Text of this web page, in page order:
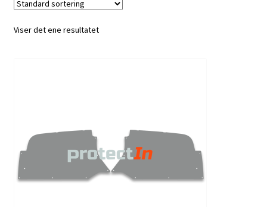
Viser det ene resultatet